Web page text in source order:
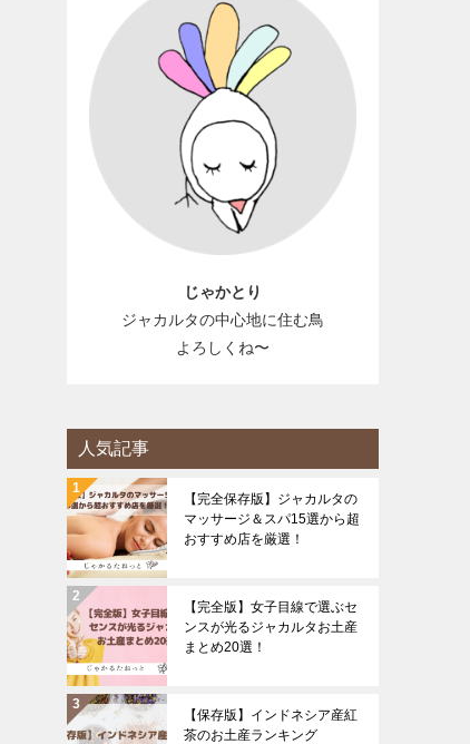
じゃかとり
ジャカルタの中心地に住む鳥
よろしくね〜
人気記事
【完全保存版】ジャカルタの
マッサージ＆スパ15選から超
おすすめ店を厳選！
【完全版】女子目線で選ぶセ
ンスが光るジャカルタお土産
まとめ20選！
【保存版】インドネシア産紅
茶のお土産ランキング